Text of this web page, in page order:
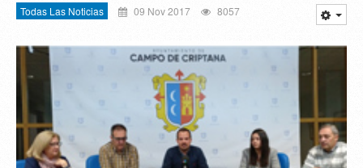
Todas Las Noticias 09 Nov 2017 8057